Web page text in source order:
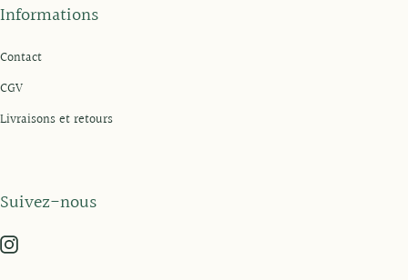
Informations
Contact
CGV
Livraisons et retours
Suivez-nous